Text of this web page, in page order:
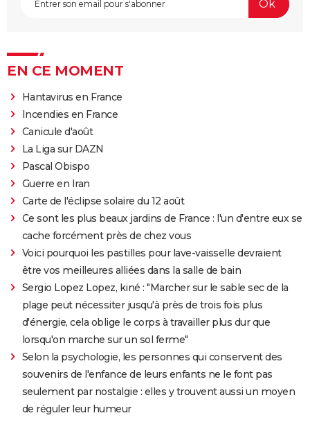
EN CE MOMENT
Hantavirus en France
Incendies en France
Canicule d'août
La Liga sur DAZN
Pascal Obispo
Guerre en Iran
Carte de l'éclipse solaire du 12 août
Ce sont les plus beaux jardins de France : l'un d'entre eux se
cache forcément près de chez vous
Voici pourquoi les pastilles pour lave-vaisselle devraient
être vos meilleures alliées dans la salle de bain
Sergio Lopez Lopez, kiné : "Marcher sur le sable sec de la
plage peut nécessiter jusqu'à près de trois fois plus
d'énergie, cela oblige le corps à travailler plus dur que
lorsqu'on marche sur un sol ferme"
Selon la psychologie, les personnes qui conservent des
souvenirs de l'enfance de leurs enfants ne le font pas
seulement par nostalgie : elles y trouvent aussi un moyen
de réguler leur humeur